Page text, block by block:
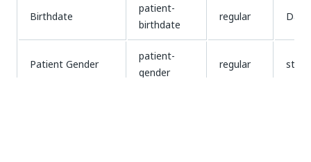
Birthdate
patient-
birthdate
regular Date
Patient Gender
patient-
gender
regular string